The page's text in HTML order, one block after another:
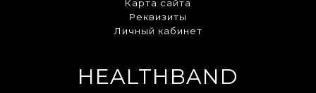
HEALTHBAND
Карта сайта
Реквизиты
Личный кабинет